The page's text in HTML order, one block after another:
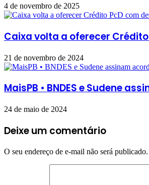
4 de novembro de 2025
Caixa volta a oferecer
21 de novembro de 2024
MaisPB • BNDES e Sudene
24 de maio de 2024
Deixe um comentário
O seu endereço de e-mail não será publicado.